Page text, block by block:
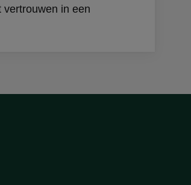
in een